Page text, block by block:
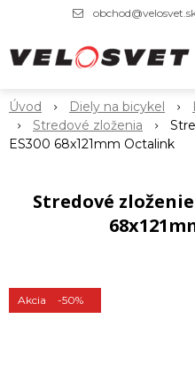
Úvod Diely na bicykel
Stredové zloženia
ES300 68x121mm Octalink
Stredové zloženie
Akcia -50%